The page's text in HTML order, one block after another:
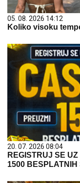
05. 08. 2026 14:12
Koliko visoku
20. 07. 2026 08:04
REGISTRUJ SE
1500 BESPLATNIH